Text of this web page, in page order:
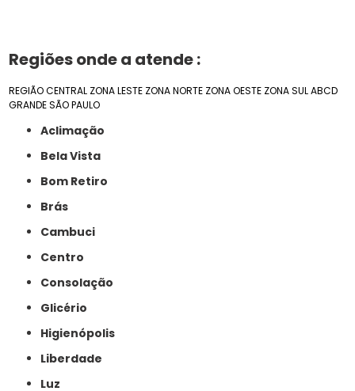
Regiões onde a atende :
REGIÃO CENTRAL ZONA LESTE ZONA NORTE ZONA OESTE ZONA SULABCD
GRANDE SÃO PAULO
Aclimação
Bela Vista
Bom Retiro
Brás
Cambuci
Centro
Consolação
Glicério
Higienópolis
Liberdade
Luz